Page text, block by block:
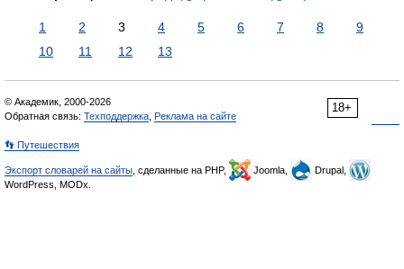
1 2 3 4 5 6 7 8
9
10
11 12 13
18+
© Академик, 2000-2026
Обратная связь: Техподдержка Реклама на сайте
👣 Путешествия
Экспорт словарей на сайты , сделанные на PHP, Joomla,
Drupal,
WordPress, MODx.